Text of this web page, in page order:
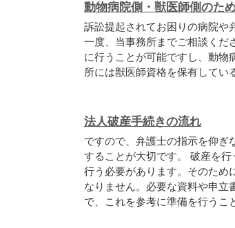
動物病院側・獣医師側のた
訴訟提起されてお困りの病院や
一度、当事務所までご相談くだ
に行うことが可能ですし、動物
所には獣医師資格を保有してい
法人破産手続きの流れ
ですので、弁護士の指示を仰ぎ
することが大切です。 破産を
行う必要があります。そのため
なりません。必要な資料や申立
で、これを参考に準備を行うこ